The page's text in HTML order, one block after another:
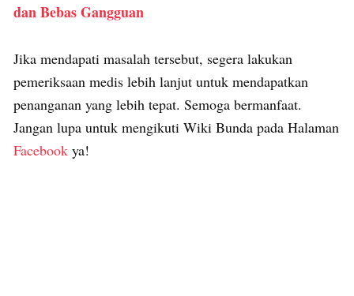
dan Bebas Gangguan
Jika mendapati masalah tersebut, segera lakukan
pemeriksaan medis lebih lanjut untuk mendapatkan
penanganan yang lebih tepat. Semoga bermanfaat.
Jangan lupa untuk mengikuti Wiki Bunda pada Halaman
Facebook ya!